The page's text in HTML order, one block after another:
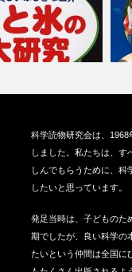
、
科学読物研究会は、
しました。私たちは、す
しんでもらうために、科
したいと思っています。
発足当時は、子どものた
期でしたが、良い科学の
たいという仲間は全国に